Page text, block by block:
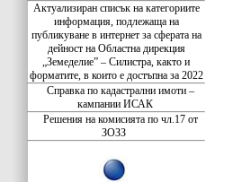
Актуализиран списък на категориите
информация, подлежаща на
публикуване в интернет за сферата на
дейност на Областна дирекция
„Земеделие” – Силистра, както и
форматите, в които е достъпна за 2022
Справка по кадастрални имоти –
кампании ИСАК
Решения на комисията по чл.17 от
ЗОЗЗ